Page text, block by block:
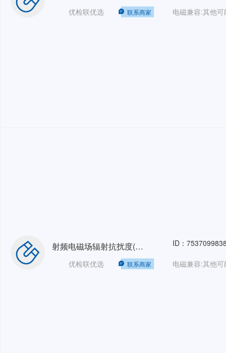
优检联优选 联系商家
射频电磁场辐射抗扰度(辐射抗扰度/RS)三相32A80MHz-1GHz可检测场强10V/m；1GHz-6GHz可检测场强10V/m
优检联优选 联系商家
ID：